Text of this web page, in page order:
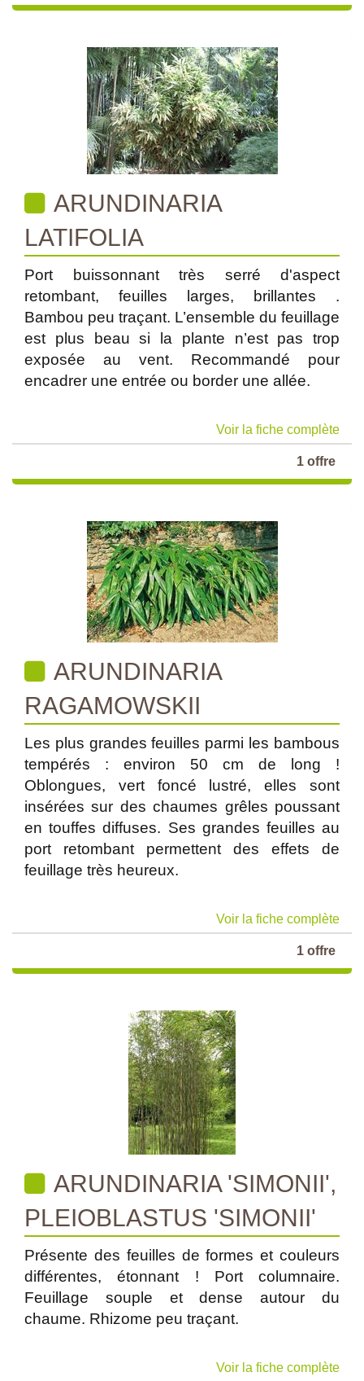
ARUNDINARIA
LATIFOLIA
Port buissonnant très serré d'aspect
retombant, feuilles larges, brillantes .
Bambou peu traçant. L’ensemble du feuillage
est plus beau si la plante n’est pas trop
exposée au vent. Recommandé pour
encadrer une entrée ou border une allée.
Voir la fiche complète
1 offre
ARUNDINARIA
RAGAMOWSKII
Les plus grandes feuilles parmi les bambous
tempérés : environ 50 cm de long !
Oblongues, vert foncé lustré, elles sont
insérées sur des chaumes grêles poussant
en touffes diffuses. Ses grandes feuilles au
port retombant permettent des effets de
feuillage très heureux.
Voir la fiche complète
1 offre
ARUNDINARIA 'SIMONII',
PLEIOBLASTUS 'SIMONII'
Présente des feuilles de formes et couleurs
différentes, étonnant ! Port columnaire.
Feuillage souple et dense autour du
chaume. Rhizome peu traçant.
Voir la fiche complète